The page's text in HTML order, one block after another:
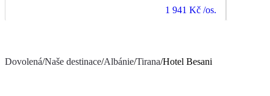
1 941 Kč /os.
Dovolená/Naše destinace/Albánie/Tirana/Hotel Besani